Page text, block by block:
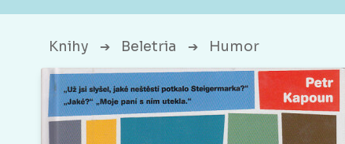
Knihy ➔ Beletria ➔ Humor